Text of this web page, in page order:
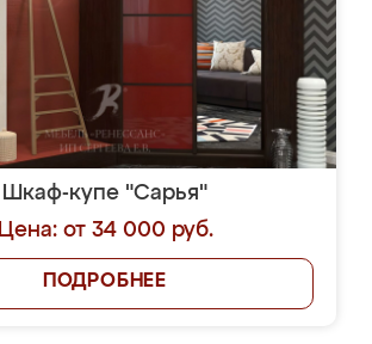
Шкаф-купе "Сарья"
Цена: от 34 000 руб.
ПОДРОБНЕЕ